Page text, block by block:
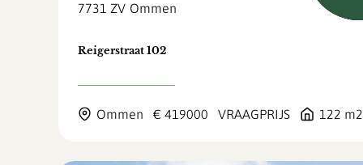
7731 ZV Ommen
Reigerstraat 102
Ommen € 419000 VRAAGPRIJS 122 m2